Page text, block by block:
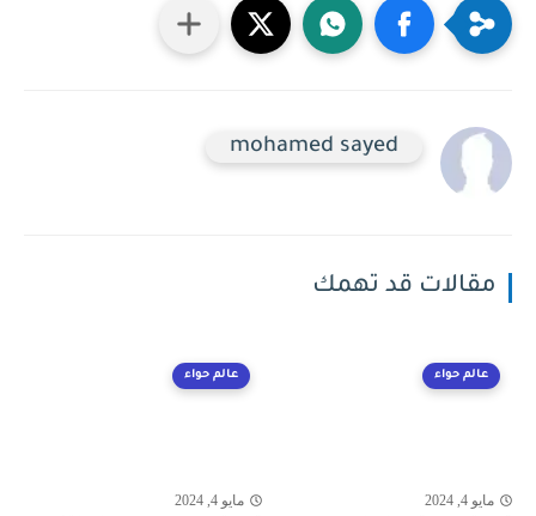
mohamed sayed
مقالات قد تهمك
عالم حواء
مايو 4, 2024
عالم حواء
مايو 4, 2024